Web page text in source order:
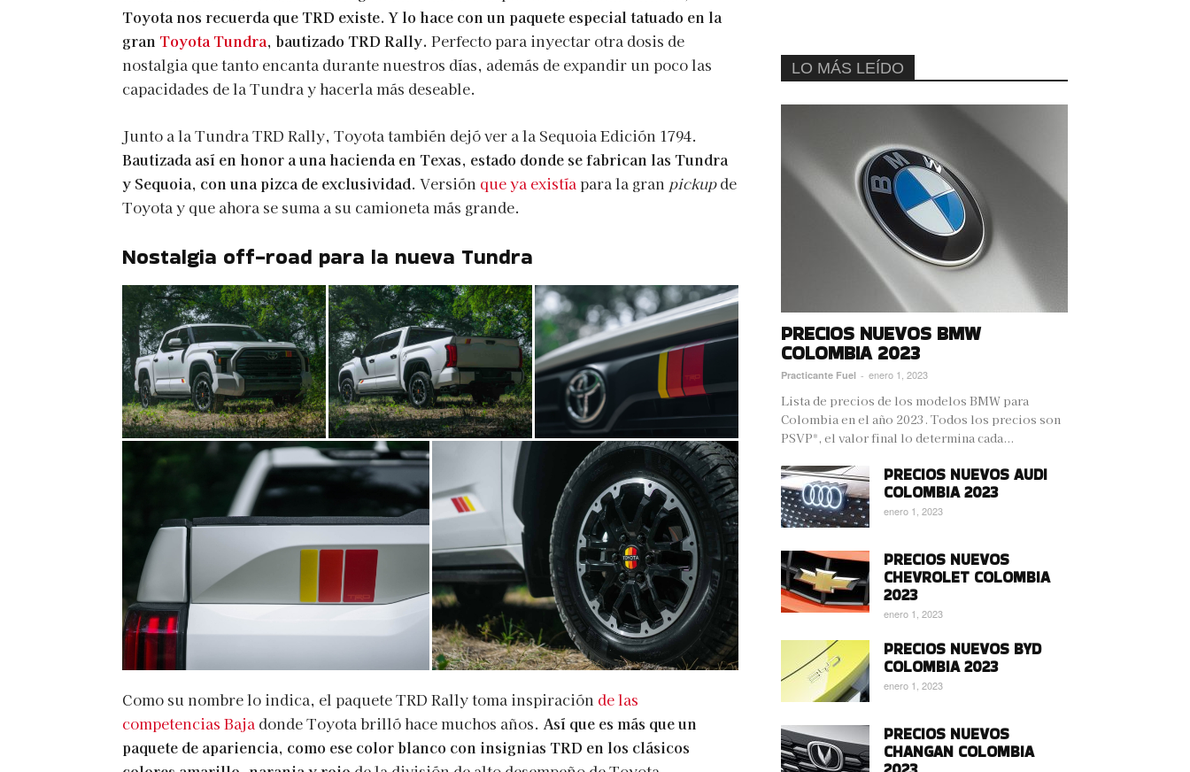
Toyota nos recuerda que TRD existe. Y lo hace con un paquete especial tatuado en la
gran Toyota Tundra, bautizado TRD Rally. Perfecto para inyectar otra dosis de
nostalgia que tanto encanta durante nuestros días, además de expandir un poco las
capacidades de la Tundra y hacerla más deseable.
Junto a la Tundra TRD Rally, Toyota también dejó ver a la Sequoia Edición 1794.
Bautizada así en honor a una hacienda en Texas, estado donde se fabrican las Tundra
y Sequoia, con una pizca de exclusividad. Versión que ya existíapara la gran pickupde
Toyota y que ahora se suma a su camioneta más grande.
Nostalgia off-road para la nueva Tundra
Como su nombre lo indica, el paquete TRD Rally toma inspiración de las
competencias Baja donde Toyota brilló hace muchos años. Así que es más que un
paquete de apariencia, como ese color blanco con insignias TRD en los clásicos
LO MÁS LEÍDO
PRECIOS NUEVOS BMW
COLOMBIA 2023
Practicante Fuel - enero 1, 2023
Lista de precios de los modelos BMW para
Colombia en el año 2023. Todos los precios son
PSVP*, el valor final lo determina cada...
PRECIOS NUEVOS AUDI
COLOMBIA 2023
enero 1, 2023
PRECIOS NUEVOS
CHEVROLET COLOMBIA
2023
enero 1, 2023
PRECIOS NUEVOS BYD
COLOMBIA 2023
enero 1, 2023
PRECIOS NUEVOS
CHANGAN COLOMBIA